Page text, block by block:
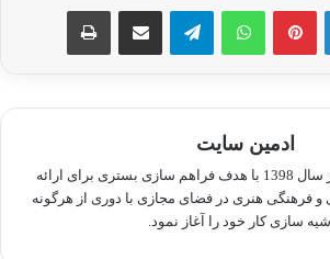
لینکدین پینترستواتس آپ تلگرام اشتراک گذاری از طریق ایمیل چاپ
ادمین سایت
رسانه کاشمر سلام، از سال 1398 با هدف فراهم سازی بستری برای ارائه
فرهنگی هنری در فضای مجازی با دوری از هرگونه
سازی کار خود را آغاز نمود.